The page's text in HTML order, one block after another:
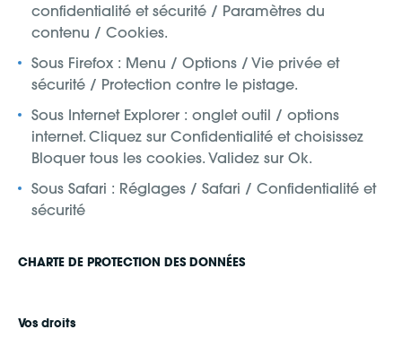
confidentialité et sécurité / Paramètres du
contenu / Cookies.
Sous Firefox : Menu / Options / Vie privée et
sécurité / Protection contre le pistage.
Sous Internet Explorer : onglet outil / options
internet. Cliquez sur Confidentialité et choisissez
Bloquer tous les cookies. Validez sur Ok.
Sous Safari : Réglages / Safari / Confidentialité et
sécurité
CHARTE DE PROTECTION DES DONNÉES
Vos droits